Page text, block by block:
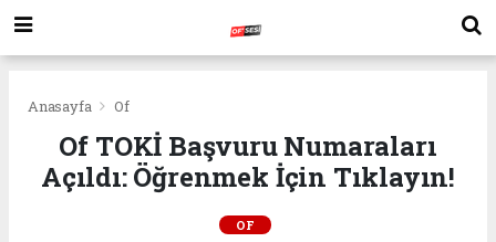
Anasayfa Of
Of TOKİ Başvuru Numaraları
Açıldı: Öğrenmek İçin Tıklayın!
OF